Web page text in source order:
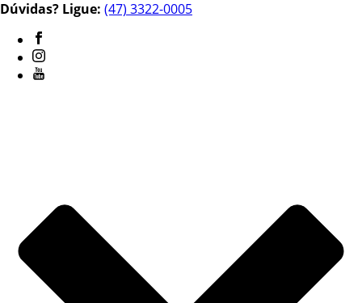
Dúvidas? Ligue: (47) 3322-0005